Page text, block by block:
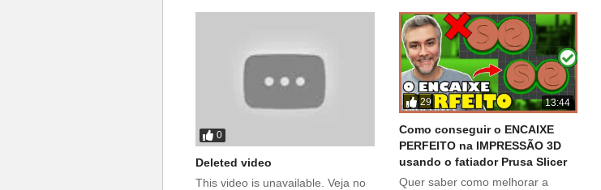
0
Deleted video
This video is unavailable. Veja no
29 13:44
Como conseguir o ENCAIXE
PERFEITO na IMPRESSÃO 3D
usando o fatiador Prusa Slicer
Quer saber como melhorar a